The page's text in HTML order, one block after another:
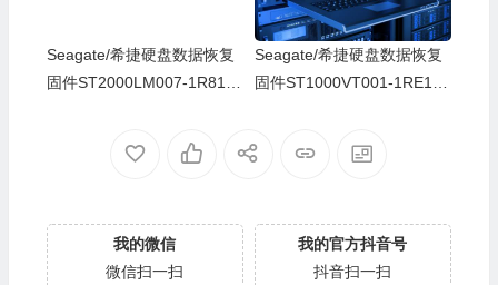
Seagate/希捷硬盘数据恢复
固件ST2000LM007-1R8174
Seagate/希捷硬盘数据恢复
固件ST1000VT001-1RE172
我的微信
微信扫一扫
我的官方抖音号
抖音扫一扫